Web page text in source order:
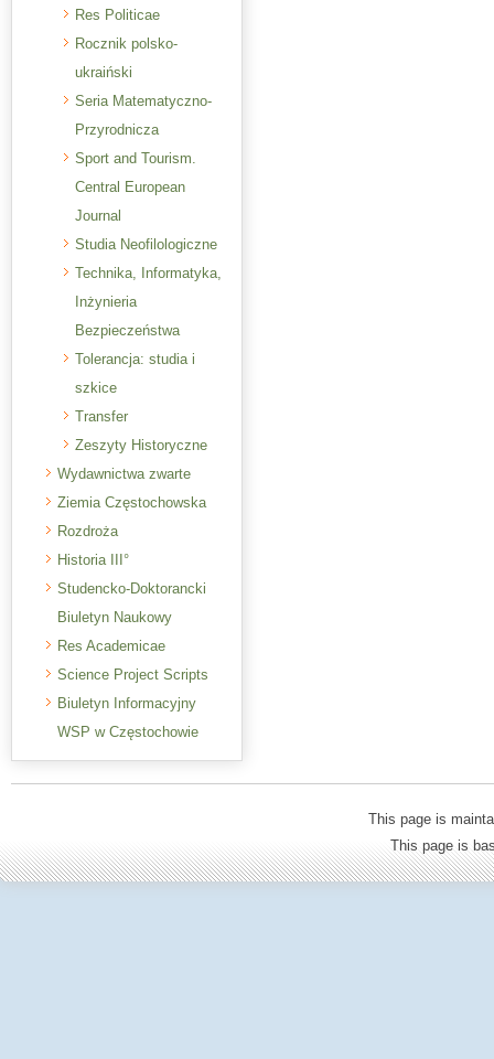
Res Politicae
Rocznik polsko-
ukraiński
Seria Matematyczno-
Przyrodnicza
Sport and Tourism.
Central European
Journal
Studia Neofilologiczne
Technika, Informatyka,
Inżynieria
Bezpieczeństwa
Tolerancja: studia i
szkice
Transfer
Zeszyty Historyczne
Wydawnictwa zwarte
Ziemia Częstochowska
Rozdroża
Historia III°
Studencko-Doktorancki
Biuletyn Naukowy
Res Academicae
Science Project Scripts
Biuletyn Informacyjny
WSP w Częstochowie
This page is
This page is